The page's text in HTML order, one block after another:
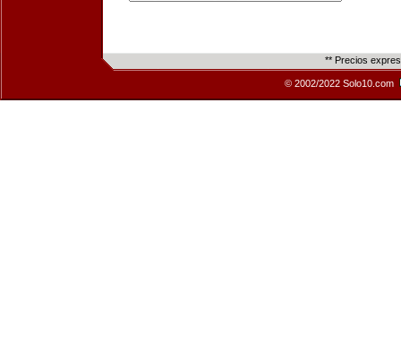
** Precios
© 2002/2022 Solo10.com